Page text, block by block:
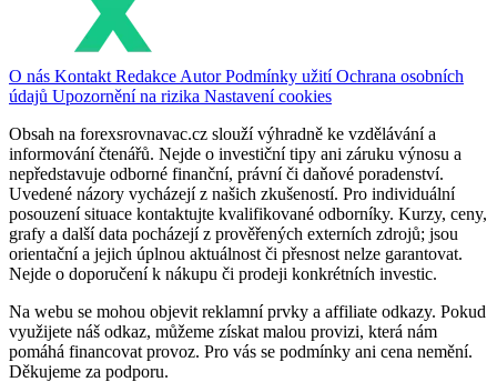
O nás Kontakt Redakce AutorPodmínky užitíOchrana osobních
údajů Upozornění na rizika Nastavení cookies
Obsah na forexsrovnavac.cz slouží výhradně ke vzdělávání a
informování čtenářů. Nejde o investiční tipy ani záruku výnosu a
nepředstavuje odborné finanční, právní či daňové poradenství.
Uvedené názory vycházejí z našich zkušeností. Pro individuální
posouzení situace kontaktujte kvalifikované odborníky. Kurzy, ceny,
grafy a další data pocházejí z prověřených externích zdrojů; jsou
orientační a jejich úplnou aktuálnost či přesnost nelze garantovat.
Nejde o doporučení k nákupu či prodeji konkrétních investic.
Na webu se mohou objevit reklamní prvky a affiliate odkazy. Pokud
využijete náš odkaz, můžeme získat malou provizi, která nám
pomáhá financovat provoz. Pro vás se podmínky ani cena nemění.
Děkujeme za podporu.